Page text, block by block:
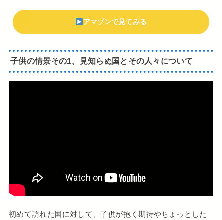
アマゾンで見てみる
子供の情景その1、見知らぬ国とその人々について
初めて訪れた国に対して、子供が抱く期待やちょっとした